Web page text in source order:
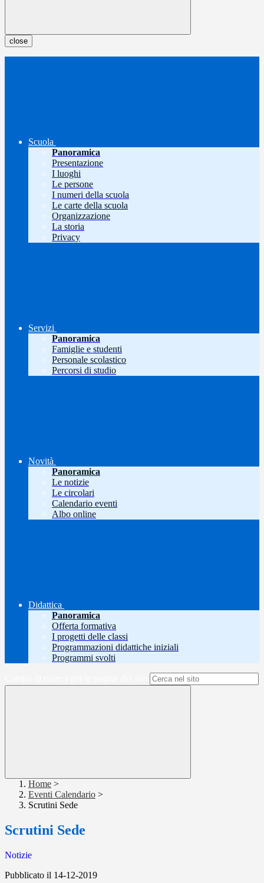
close
Scuola
Panoramica
Presentazione
I luoghi
Le persone
I numeri della scuola
Le carte della scuola
Organizzazione
La storia
Privacy
Servizi
Panoramica
Famiglie e studenti
Personale scolastico
Percorsi di studio
Novità
Panoramica
Le notizie
Le circolari
Calendario eventi
Albo online
Didattica
Panoramica
Offerta formativa
I progetti delle classi
Programmazioni didattiche iniziali
Programmi svolti
Home >
Eventi Calendario >
Scrutini Sede
Scrutini Sede
Notizie
Pubblicato il 14-12-2019